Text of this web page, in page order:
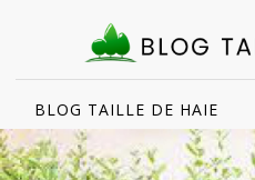
BLOG TAILLE DE HAIE